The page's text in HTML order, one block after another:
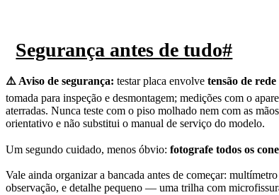
Segurança antes de tudo#
⚠️ Aviso de segurança: testar placa envolve tensão de rede
tomada para inspeção e desmontagem; medições com o
aterradas. Nunca teste com o piso molhado nem com as
orientativo e não substitui o manual de serviço do modelo.
Um segundo cuidado, menos óbvio: fotografe todos os
Vale ainda organizar a bancada antes de começar:
observação, e detalhe pequeno — uma trilha com